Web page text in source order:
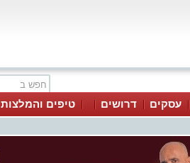
עסקים דרושים טיפים והמלצות